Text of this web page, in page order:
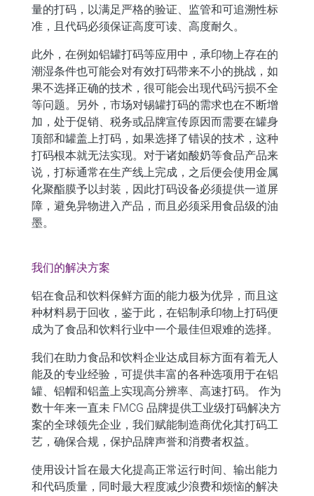
量的打码，以满足严格的验证、监管和可追溯性标
准，且代码必须保证高度可读、高度耐久。
此外，在例如铝罐打码等应用中，承印物上存在的
潮湿条件也可能会对有效打码带来不小的挑战，如
果不选择正确的技术，很可能会出现代码污损不全
等问题。另外，市场对锡罐打码的需求也在不断增
加，处于促销、税务或品牌宣传原因而需要在罐身
顶部和罐盖上打码，如果选择了错误的技术，这种
打码根本就无法实现。对于诸如酸奶等食品产品来
说，打标通常在生产线上完成，之后便会使用金属
化聚酯膜予以封装，因此打码设备必须提供一道屏
障，避免异物进入产品，而且必须采用食品级的油
墨。
我们的解决方案
铝在食品和饮料保鲜方面的能力极为优异，而且这
种材料易于回收，鉴于此， 在铝制承印物上打码便
成为了食品和饮料行业中一个最佳但艰难的选择。
我们在助力食品和饮料企业达成目标方面有着无人
能及的专业经验，可提供丰富的各种选项用于在铝
罐、铝帽和铝盖上实现高分辨率、 高速打码。
作为
数十年来一直未 FMCG 品牌提供工业级打码解决方
案的全球领先企业，我们赋能制造商优化其打码工
艺，确保合规，保护品牌声誉和消费者权益。
使用设计旨在最大化提高正常运行时间、输出能力
和代码质量，同时最大程度减少浪费和烦恼的解决